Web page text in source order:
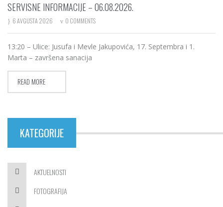
SERVISNE INFORMACIJE – 06.08.2026.
6 AVGUSTA 2026 0 COMMENTS
13:20 – Ulice: Jusufa i Mevle Jakupovića, 17. Septembra i 1.
Marta – završena sanacija
READ MORE
KATEGORIJE
AKTUELNOSTI
FOTOGRAFIJA